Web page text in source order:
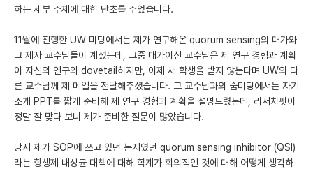
하는 세부 주제에 대한 단초를 주었습니다.
11월에 진행한 UW 미팅에서는 제가 연구해온 quorum sensing의 대가와
그 제자 교수님들이 계셨는데, 그중 대가이신 교수님은 제 연구 경험과 계획
이 자신의 연구와 dovetail하지만, 이제 새 학생을 받지 않는다며 UW의 다
른 교수님께 제 메일을 전달해주셨습니다. 그 교수님과의 줌미팅에서는 자기
소개 PPT를 짧게 준비해 제 연구 경험과 계획을 설명드렸는데, 리서치핏이
정말 잘 맞다 보니 제가 준비한 질문이 많았습니다.
당시 제가 SOP에 쓰고 있던 논지였던 quorum sensing inhibitor (QSI)
라는 항생제 내성균 대책에 대해 학계가 회의적인 것에 대해 어떻게 생각하